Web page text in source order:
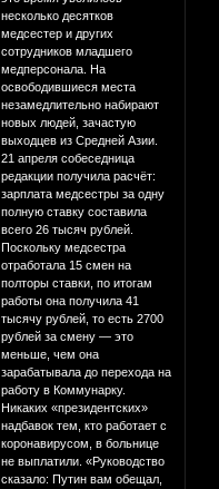
несколько десятков
медсестер и других
сотрудников младшего
медперсонала. На
освободившиеся места
незамедлительно набирают
новых людей, зачастую
выходцев из Средней Азии.
21 апреля собеседница
редакции получила расчёт:
зарплата медсестры за одну
полную ставку составила
всего 26 тысяч рублей.
Поскольку медсестра
отработала 15 смен на
полторы ставки, по итогам
работы она получила 41
тысячу рублей, то есть 2700
рублей за смену — это
меньше, чем она
зарабатывала до перехода на
работу в Коммунарку.
Никаких «президентских»
надбавок тем, кто работает с
коронавирусом, в больнице
не выплатили. «Руководство
сказало: Путин вам обещал,